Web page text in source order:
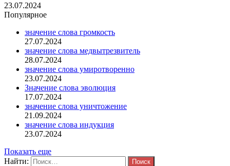
23.07.2024
Популярное
значение слова громкость
27.07.2024
значение слова медвытрезвитель
28.07.2024
значение слова умиротворенно
23.07.2024
Значение слова эволюция
17.07.2024
значение слова уничтожение
21.09.2024
значение слова индукция
23.07.2024
Показать еще
Найти: